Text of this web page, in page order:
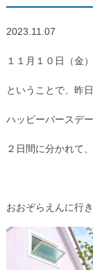
2023.11.07
１１月１０日（金
ということで、昨
ハッピーバースデ
２日間に分かれて
おおぞらえんに行